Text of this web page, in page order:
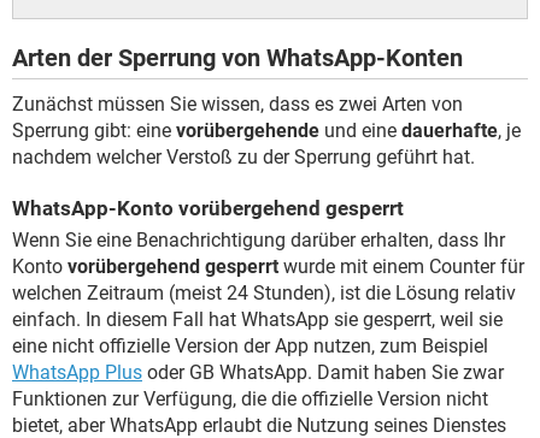
Arten der Sperrung von WhatsApp-Konten
Zunächst müssen Sie wissen, dass es zwei Arten von
Sperrung gibt: eine vorübergehende und eine dauerhafte, je
nachdem welcher Verstoß zu der Sperrung geführt hat.
WhatsApp-Konto vorübergehend gesperrt
Wenn Sie eine Benachrichtigung darüber erhalten, dass Ihr
Konto vorübergehend gesperrt wurde mit einem Counter für
welchen Zeitraum (meist 24 Stunden), ist die Lösung relativ
einfach. In diesem Fall hat WhatsApp sie gesperrt, weil sie
eine nicht offizielle Version der App nutzen, zum Beispiel
WhatsApp Plus oder GB WhatsApp. Damit haben Sie zwar
Funktionen zur Verfügung, die die offizielle Version nicht
bietet, aber WhatsApp erlaubt die Nutzung seines Dienstes